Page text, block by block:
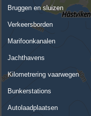
Bruggen en sluizen
Verkeersborden
Marifoonkanalen
Jachthavens
Kilometrering vaarwegen
Bunkerstations
Autolaadplaatsen